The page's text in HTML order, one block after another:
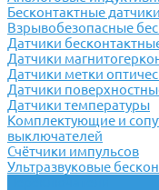
Бесконтактные
Взрывобезопасные
Датчики
Датчики
Датчики метки
Датчики
Датчики температуры
Комплектующие и
выключателей
Счётчики импульсов
Ультразвуковые